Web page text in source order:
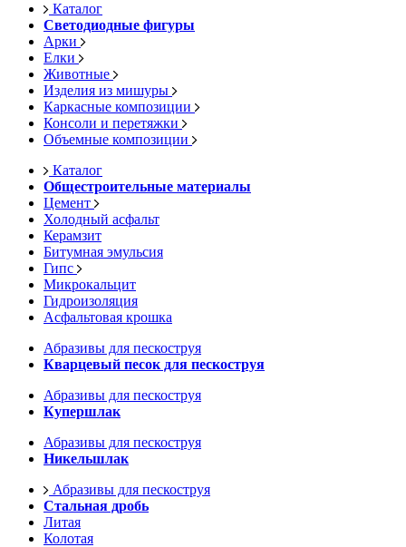
Каталог
Светодиодные фигуры
Арки
Елки
Животные
Изделия из мишуры
Каркасные композиции
Консоли и перетяжки
Объемные композиции
Каталог
Общестроительные материалы
Цемент
Холодный асфальт
Керамзит
Битумная эмульсия
Гипс
Микрокальцит
Гидроизоляция
Асфальтовая крошка
Абразивы для пескоструя
Кварцевый песок для пескоструя
Абразивы для пескоструя
Купершлак
Абразивы для пескоструя
Никельшлак
Абразивы для пескоструя
Стальная дробь
Литая
Колотая